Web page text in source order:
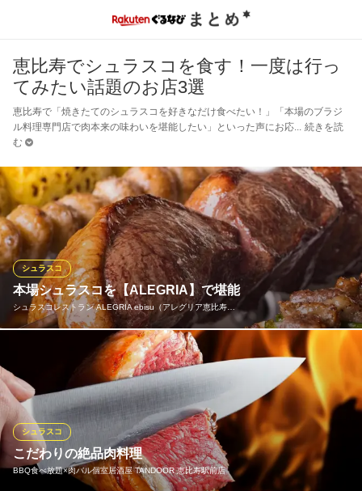
恵比寿でシュラスコを食す！一度は行っ
てみたい話題のお店3選
恵比寿で「焼きたてのシュラスコを好きなだけ食べたい！」「本場のブラジ
ル料理専門店で肉本来の味わいを堪能したい」といった声にお応
続きを読
む
本場シュラスコを【ALEGRIA】で堪能
シュラスコレストラン ALEGRIA ebisu（アレグリア恵比寿…
シュラスコ
様々なシーンでご利用頂ける気軽な雰囲気が当店の魅力。都内で
圧倒的支持を誇る【ALEGRIA】クオリティを、ここ恵比寿で満喫
しませんか。特に美味しい状態でお愉しみ頂けるよう、肉質を徹
底管理。ブラジル直輸入のシュラスコ専用マシーンで厳選した岩
塩を使用し絶妙な焼き加減でご提供致します。
シュラスコレストラン ALEGRIA ebisu（アレグリア恵比
こだわりの絶品肉料理
BBQ食べ放題×肉バル個室居酒屋 TANDOOR 恵比寿駅前店
シュラスコ